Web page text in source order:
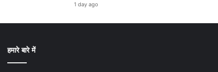
1 day ago
हमारे बारे में